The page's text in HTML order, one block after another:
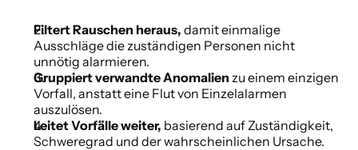
Filtert Rauschen heraus, damit einmalige
Ausschläge die zuständigen Personen nicht
unnötig alarmieren.
Gruppiert verwandte Anomalien zu einem einzigen
Vorfall, anstatt eine Flut von Einzelalarmen
auszulösen.
Leitet Vorfälle weiter, basierend auf Zuständigkeit,
Schweregrad und der wahrscheinlichen Ursache.